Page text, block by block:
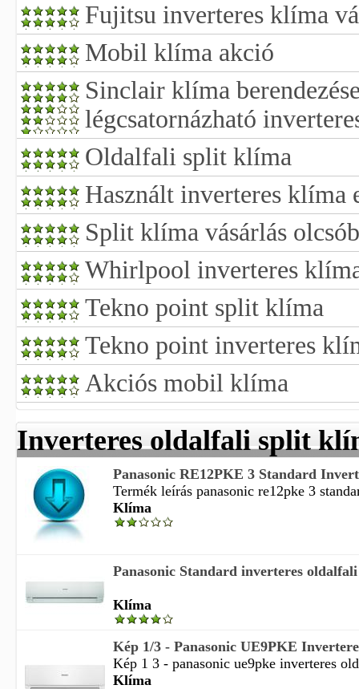
Fujitsu inverteres klíma
Mobil klíma akció
Sinclair klíma
légcsatornázható
Oldalfali split klíma
Használt inverteres klíma
Split klíma vásárlás
Whirlpool inverteres
Tekno point split klíma
Tekno point inverteres
Akciós mobil klíma
Inverteres oldalfali split
Panasonic RE12PKE 3 Standard
Termék leírás panasonic re12pke 3
Klíma
Panasonic Standard inverteres
Klíma
Kép 1/3 - Panasonic UE9PKE
Kép 1 3 - panasonic ue9pke inverteres
Klíma